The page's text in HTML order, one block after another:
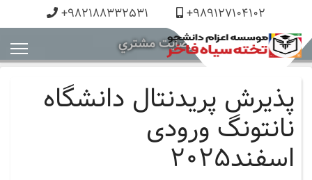
+982188332531 +989127104102
رضايت مشتري
پذيرش پريدنتال دانشگاه
نانتونگ ورودی
اسفند2025